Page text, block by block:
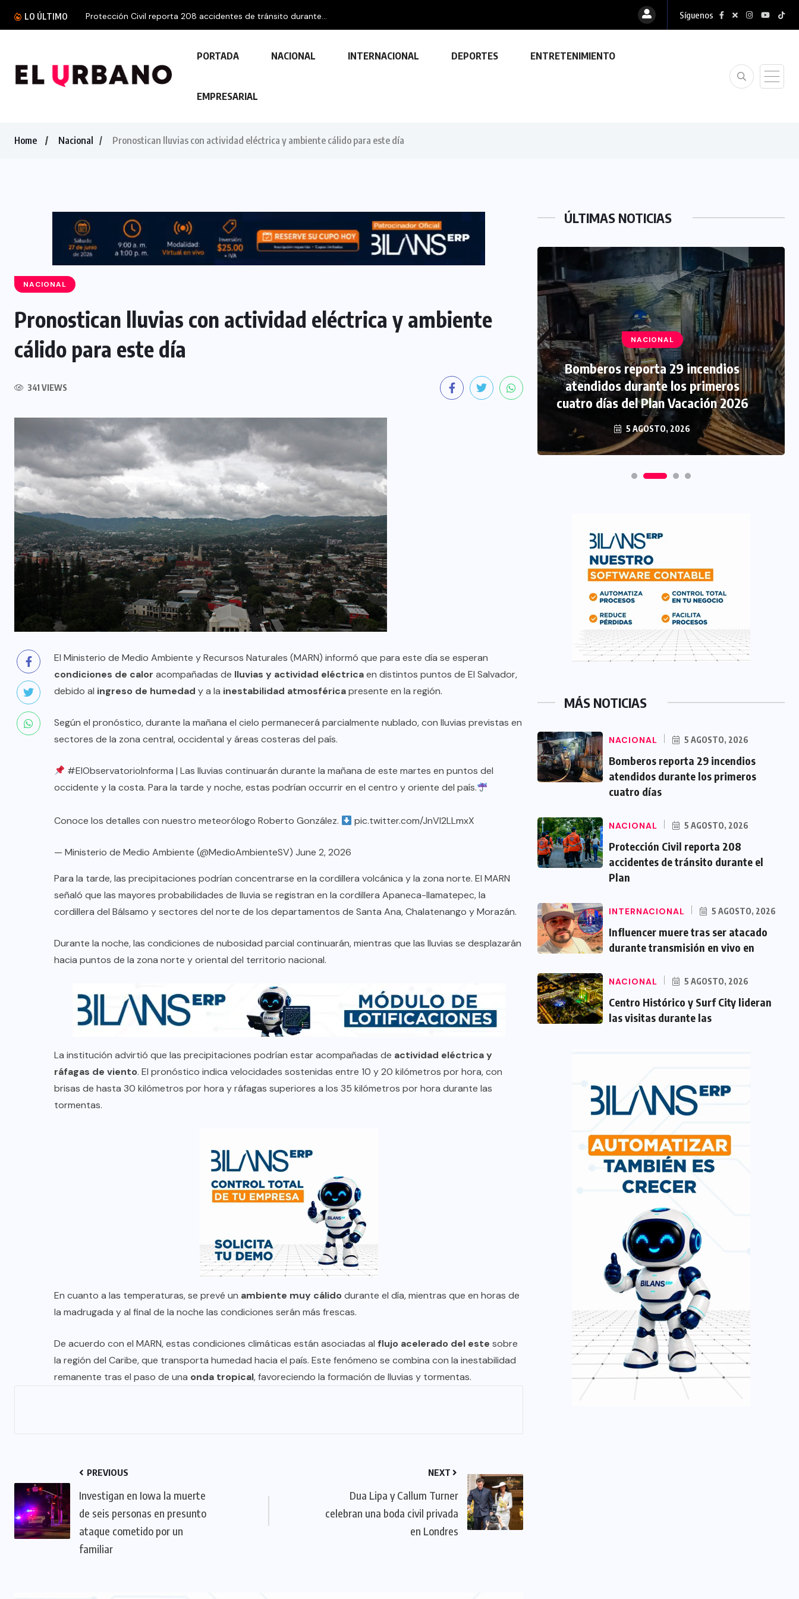
LO ÚLTIMO Protección Civil reporta 208 accidentes de tránsito durante... Síguenos
PORTADA NACIONAL INTERNACIONAL DEPORTES ENTRETENIMIENTO
EMPRESARIAL
Home Nacional Pronostican lluvias con actividad eléctrica y ambiente cálido para este día
NACIONAL
Pronostican lluvias con actividad eléctrica y ambiente
cálido para este día
341 VIEWS
El Ministerio de Medio Ambiente y Recursos Naturales (MARN) informó que para este día se esperan
condiciones de calor acompañadas de lluvias y actividad eléctricaen distintos puntos de El Salvador,
debido al ingreso de humedad y a la inestabilidad atmosféricapresente en la región.
Según el pronóstico, durante la mañana el cielo permanecerá parcialmente nublado, con lluvias previstas en
sectores de la zona central, occidental y áreas costeras del país.
#ElObservatorioInforma | Las lluvias continuarán durante la mañana de este martes en puntos del
occidente y la costa. Para la tarde y noche, estas podrían occurrir en el centro y oriente del país.
Conoce los detalles con nuestro meteorólogo Roberto González. pic.twitter.com/JnVI2LLmxX
— Ministerio de Medio Ambiente (@MedioAmbienteSV) June 2, 2026
Para la tarde, las precipitaciones podrían concentrarse en la cordillera volcánica y la zona norte. El MARN
señaló que las mayores probabilidades de lluvia se registran en la cordillera Apaneca-Ilamatepec, la
cordillera del Bálsamo y sectores del norte de los departamentos de Santa Ana, Chalatenango y Morazán.
Durante la noche, las condiciones de nubosidad parcial continuarán, mientras que las lluvias se desplazarán
hacia puntos de la zona norte y oriental del territorio nacional.
La institución advirtió que las precipitaciones podrían estar acompañadas de actividad eléctrica y
ráfagas de viento. El pronóstico indica velocidades sostenidas entre 10 y 20 kilómetros por hora, con
brisas de hasta 30 kilómetros por hora y ráfagas superiores a los 35 kilómetros por hora durante las
tormentas.
En cuanto a las temperaturas, se prevé un ambiente muy cálidodurante el día, mientras que en horas de
la madrugada y al final de la noche las condiciones serán más frescas.
De acuerdo con el MARN, estas condiciones climáticas están asociadas al flujo acelerado del este sobre
la región del Caribe, que transporta humedad hacia el país. Este fenómeno se combina con la inestabilidad
remanente tras el paso de una onda tropical, favoreciendo la formación de lluvias y tormentas.
PREVIOUS
Investigan en Iowa la muerte
de seis personas en presunto
ataque cometido por un
familiar
NEXT
Dua Lipa y Callum Turner
celebran una boda civil privada
en Londres
ÚLTIMAS NOTICIAS
INTERNACIONAL
5 AGOSTO, 2026
23 FEBRERO, 2024
NACIONAL
Bomberos reporta 29 incendios
atendidos durante los primeros
cuatro días del Plan Vacación 2026
5 AGOSTO, 2026
MÁS NOTICIAS
NACIONAL 5 AGOSTO, 2026
Bomberos reporta 29 incendios
atendidos durante los primeros
cuatro días
NACIONAL 5 AGOSTO, 2026
Protección Civil reporta 208
accidentes de tránsito durante el
Plan
INTERNACIONAL 5 AGOSTO, 2026
Influencer muere tras ser atacado
durante transmisión en vivo en
NACIONAL 5 AGOSTO, 2026
Centro Histórico y Surf City lideran
las visitas durante las